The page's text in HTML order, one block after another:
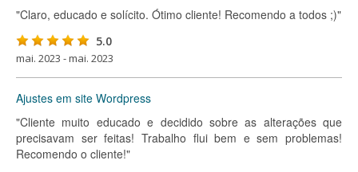
"Claro, educado e solícito. Ótimo cliente! Recomendo a todos ;)"
5.0
mai. 2023 - mai. 2023
Ajustes em site Wordpress
"Cliente muito educado e decidido sobre as alterações que
precisavam ser feitas! Trabalho flui bem e sem problemas!
Recomendo o cliente!"